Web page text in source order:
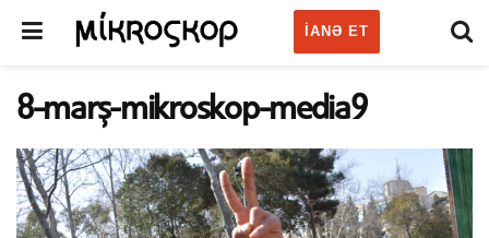
IANƏ ET
8-marş-mikroskop-media9